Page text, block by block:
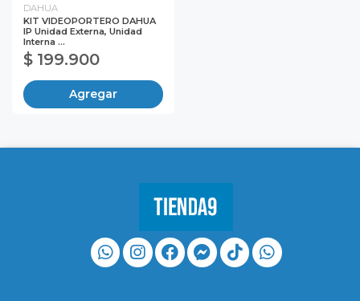
DAHUA
KIT VIDEOPORTERO DAHUA
IP Unidad Externa, Unidad
Interna ...
$ 199.900
Agregar